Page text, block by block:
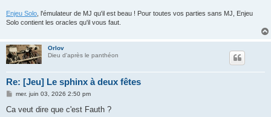
Enjeu Solo , l'émulateur de MJ qu'il est beau ! Pour toutes vos parties sans MJ, Enjeu
Solo contient les oracles qu'il vous faut.
Orlov
Dieu d'après le panthéon
Re: [Jeu] Le sphinx à deux fêtes
M
s
mer. juin 03, 2026 2:50 pm
Ca veut dire que c'est Fauth ?